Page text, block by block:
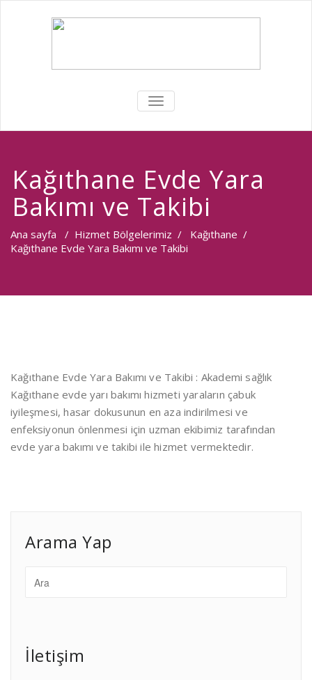
MENÜYÜ
DEĞIŞTIR
Kağıthane Evde Yara
Bakımı ve Takibi
Ana sayfa / Hizmet Bölgelerimiz / Kağıthane /
Kağıthane Evde Yara Bakımı ve Takibi
Kağıthane Evde Yara Bakımı ve Takibi : Akademi sağlık
Kağıthane evde yarı bakımı hizmeti yaraların çabuk
iyileşmesi, hasar dokusunun en aza indirilmesi ve
enfeksiyonun önlenmesi için uzman ekibimiz tarafından
evde yara bakımı ve takibi ile hizmet vermektedir.
Arama Yap
İletişim